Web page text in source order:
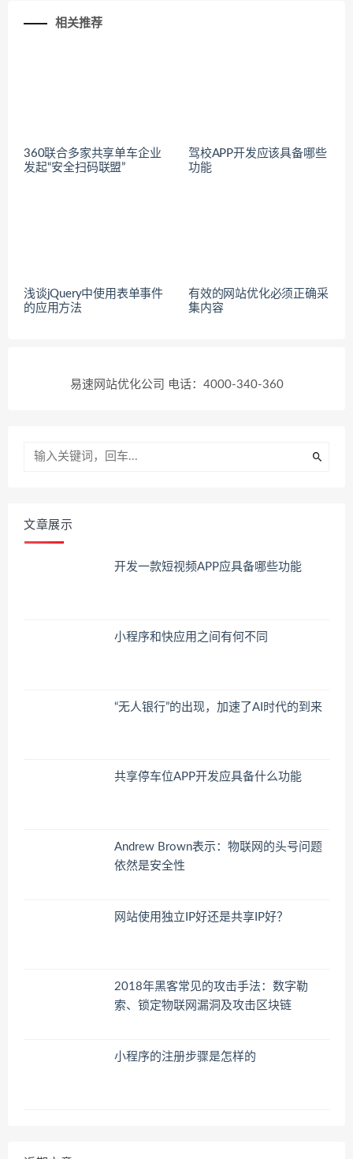
相关推荐
360联合多家共享单车企业
发起“安全扫码联盟”
驾校APP开发应该具备哪些
功能
浅谈jQuery中使用表单事件
的应用方法
有效的网站优化必须正确采
集内容
易速网站优化公司 电话：4000-340-360
文章展示
开发一款短视频APP应具备哪些功能
小程序和快应用之间有何不同
“无人银行”的出现，加速了AI时代的到来
共享停车位APP开发应具备什么功能
Andrew Brown表示：物联网的头号问题
依然是安全性
网站使用独立IP好还是共享IP好？
2018年黑客常见的攻击手法：数字勒
索、锁定物联网漏洞及攻击区块链
小程序的注册步骤是怎样的